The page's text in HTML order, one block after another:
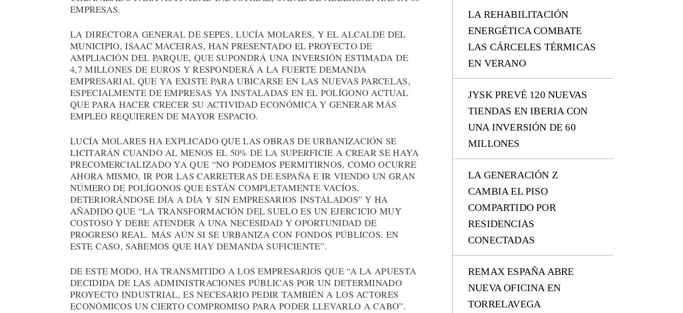
EMPRESAS.
LA DIRECTORA GENERAL DE SEPES, LUCÍA MOLARES, Y EL ALCALDE DEL
MUNICIPIO, ISAAC MACEIRAS, HAN PRESENTADO EL PROYECTO DE
AMPLIACIÓN DEL PARQUE, QUE SUPONDRÁ UNA INVERSIÓN ESTIMADA DE
4,7 MILLONES DE EUROS Y RESPONDERÁ A LA FUERTE DEMANDA
EMPRESARIAL QUE YA EXISTE PARA UBICARSE EN LAS NUEVAS PARCELAS,
ESPECIALMENTE DE EMPRESAS YA INSTALADAS EN EL POLÍGONO ACTUAL
QUE PARA HACER CRECER SU ACTIVIDAD ECONÓMICA Y GENERAR MÁS
EMPLEO REQUIEREN DE MAYOR ESPACIO.
LUCÍA MOLARES HA EXPLICADO QUE LAS OBRAS DE URBANIZACIÓN SE
LICITARÁN CUANDO AL MENOS EL 50% DE LA SUPERFICIE A CREAR SE HAYA
PRECOMERCIALIZADO YA QUE “NO PODEMOS PERMITIRNOS, COMO OCURRE
AHORA MISMO, IR POR LAS CARRETERAS DE ESPAÑA E IR VIENDO UN GRAN
NÚMERO DE POLÍGONOS QUE ESTÁN COMPLETAMENTE VACÍOS,
DETERIORÁNDOSE DÍA A DÍA Y SIN EMPRESARIOS INSTALADOS” Y HA
AÑADIDO QUE “LA TRANSFORMACIÓN DEL SUELO ES UN EJERCICIO MUY
COSTOSO Y DEBE ATENDER A UNA NECESIDAD Y OPORTUNIDAD DE
PROGRESO REAL. MÁS AÚN SI SE URBANIZA CON FONDOS PÚBLICOS. EN
ESTE CASO, SABEMOS QUE HAY DEMANDA SUFICIENTE”.
DE ESTE MODO, HA TRANSMITIDO A LOS EMPRESARIOS QUE “A LA APUESTA
DECIDIDA DE LAS ADMINISTRACIONES PÚBLICAS POR UN DETERMINADO
PROYECTO INDUSTRIAL, ES NECESARIO PEDIR TAMBIÉN A LOS ACTORES
ECONÓMICOS UN CIERTO COMPROMISO PARA PODER LLEVARLO A CABO”.
LA REHABILITACIÓN
ENERGÉTICA COMBATE
LAS CÁRCELES TÉRMICAS
EN VERANO
JYSK PREVÉ 120 NUEVAS
TIENDAS EN IBERIA CON
UNA INVERSIÓN DE 60
MILLONES
LA GENERACIÓN Z
CAMBIA EL PISO
COMPARTIDO POR
RESIDENCIAS
CONECTADAS
REMAX ESPAÑA ABRE
NUEVA OFICINA EN
TORRELAVEGA